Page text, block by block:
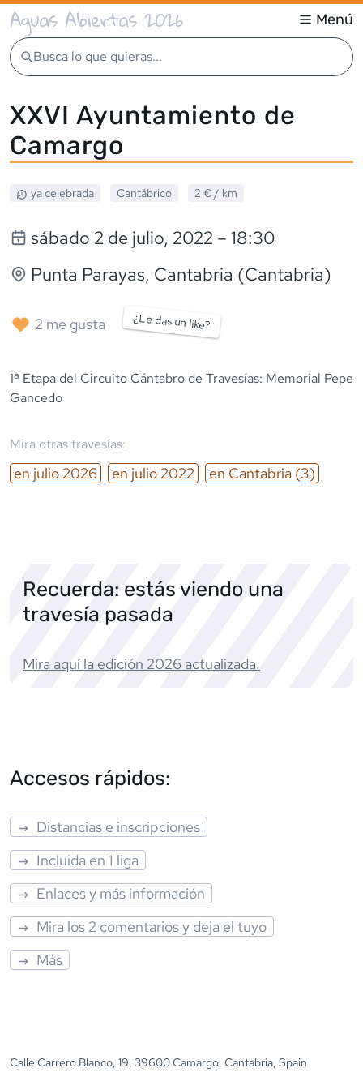
Aguas Abiertas 2026 Menú
Busca lo que quieras...
XXVI Ayuntamiento de
Camargo
ya celebrada Cantábrico 2 € / km
sábado 2 de julio, 2022 – 18:30
Punta Parayas, Cantabria (Cantabria)
2 me gusta ¿Le das un like?
1ª Etapa del Circuito Cántabro de Travesías: Memorial Pepe
Gancedo
Mira otras travesías:
en julio 2026 en julio 2022 en Cantabria (3)
Recuerda: estás viendo una
travesía pasada
Mira aquí la edición 2026 actualizada.
Accesos rápidos:
Distancias e inscripciones
Incluida en 1 liga
Enlaces y más información
Mira los 2 comentarios y deja el tuyo
Más
Calle Carrero Blanco, 19, 39600 Camargo, Cantabria, Spain